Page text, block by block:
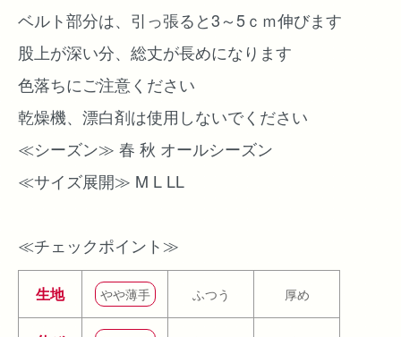
ベルト部分は、引っ張ると3～5ｃｍ伸びます
股上が深い分、総丈が長めになります
色落ちにご注意ください
乾燥機、漂白剤は使用しないでください
≪シーズン≫ 春 秋 オールシーズン
≪サイズ展開≫ M L LL
≪チェックポイント≫
生地 やや薄手 ふつう 厚め